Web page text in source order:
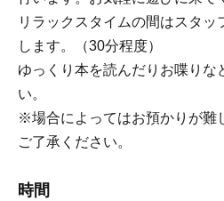
リラックスタイムの間はスタッ
します。（30分程度）
ゆっくり本を読んだりお喋りな
い。
※場合によってはお預かりが難
ご了承ください。
時間